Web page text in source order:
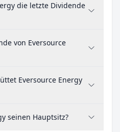
die letzte Dividende
von Eversource
Eversource Energy
seinen Hauptsitz?